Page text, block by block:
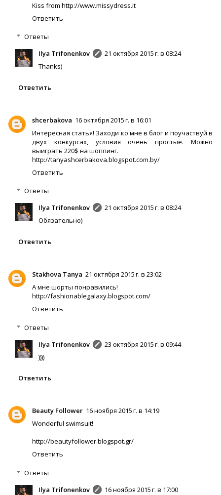
Kiss from http://www.missydress.it
Ответить
Ответы
Ilya Trifonenkov
21 октября 2015 г. в 08:24
Thanks)
Ответить
shcerbakova 16 октября 2015 г. в 16:01
Интересная статья! Заходи ко мне в блог и поучаствуй в
двух конкурсах, условия очень простые. Можно
выиграть 220$ на шоппинг.
http://tanyashcerbakova.blogspot.com.by/
Ответить
Ответы
Ilya Trifonenkov
21 октября 2015 г. в 08:24
Обязательно)
Ответить
Stakhova Tanya 21 октября 2015 г. в 23:02
А мне шорты понравились!
http://fashionablegalaxy.blogspot.com/
Ответить
Ответы
Ilya Trifonenkov
23 октября 2015 г. в 09:44
))))
Ответить
Beauty Follower 16 ноября 2015 г. в 14:19
Wonderful swimsuit!
http://beautyfollower.blogspot.gr/
Ответить
Ответы
Ilya Trifonenkov
16 ноября 2015 г. в 17:00